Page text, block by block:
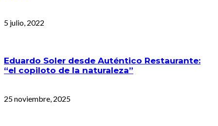
5 julio, 2022
Eduardo Soler desde Auténtico Restaurante:
“el copiloto de la naturaleza”
25 noviembre, 2025